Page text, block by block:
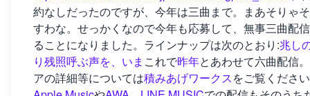
約なしだったのですが、今年は三曲まで。まあそりゃ
すわな。せっかくなので今年も応募して、無事三曲配
ることになりました。ラインナップは次のとおり:兆し
り残照呼ぶ声を、いま これで昨年とあわせて六曲配信
アの詳細等については積みあげワークスをご覧くださ